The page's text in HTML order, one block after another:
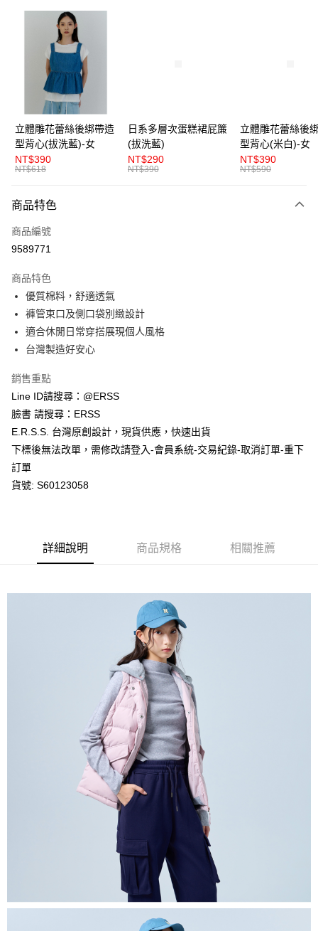
超商取貨付款
LINE Pay
Apple Pay
街口支付
悠遊付
AFTEE先享後付
相關說明
便利好安心！
２．便利：只要手機號碼，簡訊認證，即可結帳。
３．安心：先確認商品／服務後，再付款。
【「AFTEE先享後付」結帳流程】
１．於結帳方式選擇「AFTEE先享後付」後，將跳轉至「AFTEE先享後付」
結帳頁面，進行簡訊認證並確認金額後，即可完成結帳。
２．訂單成立數日內，您將收到繳費通知簡訊。
ATM／網路銀行／等多元方式進行付款，方視為交易完成。
※ 請注意：結帳手續完成當下不需立刻繳費，但若您需要取消訂單，請聯絡
後付繳納相關費用。
※ 交易是否成功請以「AFTEE先享後付 」之結帳頁面顯示為準，若有關於
是否繳費成功／繳費後需取消欲退款等相關疑問，請聯繫「AFTEE先享後付
客戶支援中心」https://netprotections.freshdesk.com/support/home
【注意事項】
１．透過由恩沛科技股份有限公司提供之「AFTEE先享後付」服務完成之交
易，需依本服務之必要範圍內提供個人資料，並將交易相關給付款項請求債
２．關於個人資料處理事宜，請瀏覽以下網址：
４．使用「AFTEE先享後付」時，將依據個別帳號之用戶狀況，依本公司即
時審查核予不同之上限額度；若仍有額度不足之情形，本公司將視審查結果
５．嚴禁一人註冊多個帳號或使用他人資訊註冊。若發現惡意使用之情形，
恩沛科技股份有限公司將有權停止該用戶之使用額度並採取法律行動。
運送方式
全家取貨付款
付款後全家取貨
每筆NT$80，滿NT$1,200(含以上)免運費
付款後萊爾富取貨
7-11取貨付款
每筆NT$80，滿NT$1,200(含以上)免運費
付款後7-11取貨
每筆NT$80，滿NT$1,200(含以上)免運費
立體雕花蕾絲後綁帶造
型背心(拔洗藍)-女
NT$390
NT$618
日系多層次蛋糕裙屁簾
(拔洗藍)
NT$290
NT$390
立體雕花蕾絲後
型背心(米白)-女
NT$390
NT$590
商品特色
商品編號
9589771
商品特色
優質棉料，舒適透氣
褲管束口及側口袋別緻設計
適合休閒日常穿搭展現個人風格
台灣製造好安心
銷售重點
Line ID請搜尋：@ERSS
臉書 請搜尋：ERSS
E.R.S.S. 台灣原創設計，現貨供應，快速出貨
下標後無法改單，需修改請登入-會員系統-交易紀錄-取消訂單-重下
訂單
貨號: S60123058
詳細說明 商品規格 相關推薦